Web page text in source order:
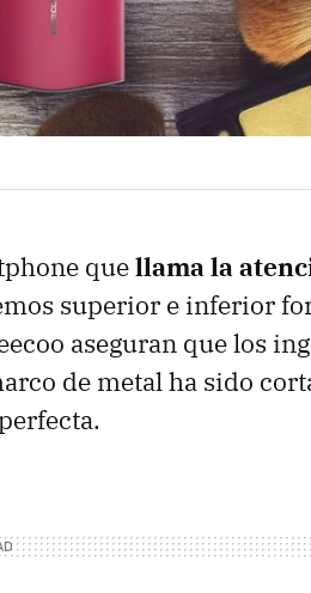
quellama la
superior e inferior
aseguran que los
de metal ha sido